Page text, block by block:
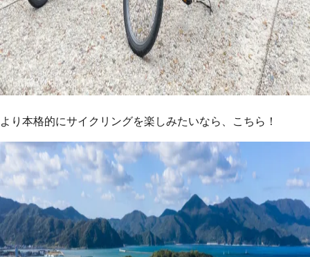
より本格的にサイクリングを楽しみたいなら、こちら！